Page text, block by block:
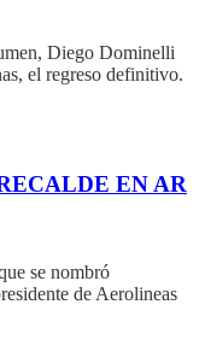
Diego Dominelli
el regreso definitivo.
EN AR
se nombró
de Aerolineas